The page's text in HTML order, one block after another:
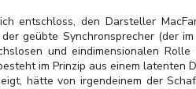
entschloss, den Darsteller
geübte Synchronsprecher (der
und eindimensionalen
im Prinzip aus einem latenten
hätte von irgendeinem der